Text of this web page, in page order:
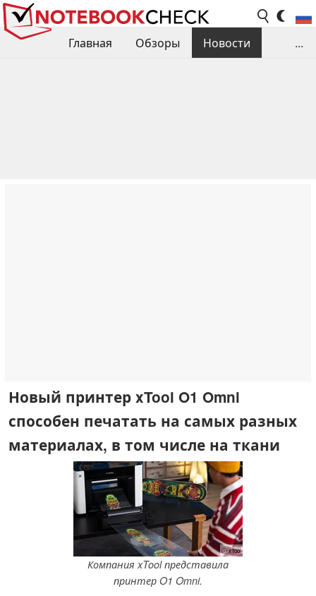
Главная Обзоры
Новости
...
Новый принтер xTool O1 Omni
способен печатать на самых разных
материалах, в том числе на ткани
ⓘ xTool
Компания xTool представила
принтер O1 Omni.